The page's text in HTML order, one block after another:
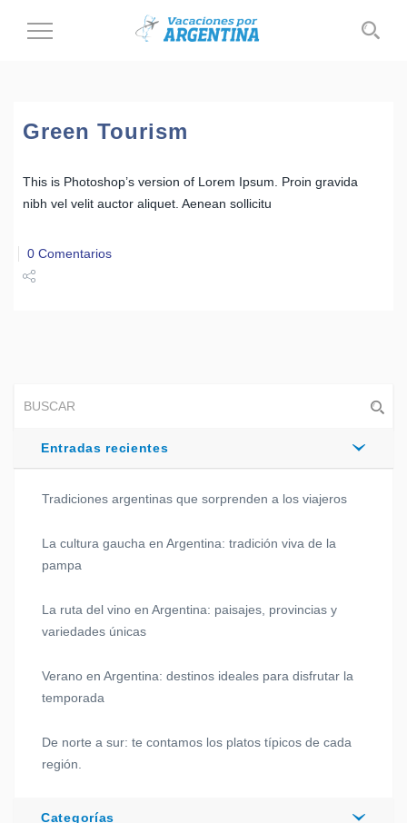
Cambiar
Green Tourism
This is Photoshop’s version of Lorem Ipsum. Proin gravida
nibh vel velit auctor aliquet. Aenean sollicitu
0 Comentarios
Entradas recientes
Tradiciones argentinas que sorprenden a los viajeros
La cultura gaucha en Argentina: tradición viva de la
pampa
La ruta del vino en Argentina: paisajes, provincias y
variedades únicas
Verano en Argentina: destinos ideales para disfrutar la
temporada
De norte a sur: te contamos los platos típicos de cada
región.
Categorías